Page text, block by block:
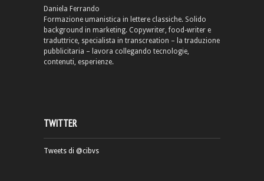
Daniela Ferrando
Formazione umanistica in lettere classiche. Solido
background in marketing. Copywriter, food-writer e
traduttrice, specialista in transcreation – la traduzione
pubblicitaria – lavora collegando tecnologie,
contenuti, esperienze.
TWITTER
Tweets di @cibvs